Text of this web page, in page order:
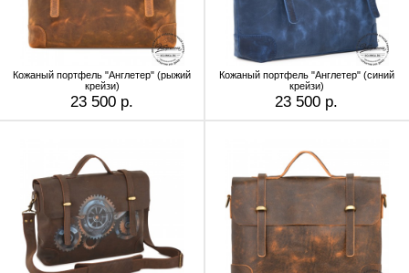
Кожаный портфель "Англетер" (рыжий
крейзи)
23 500 р.
Кожаный портфель "Англетер" (синий
крейзи)
23 500 р.